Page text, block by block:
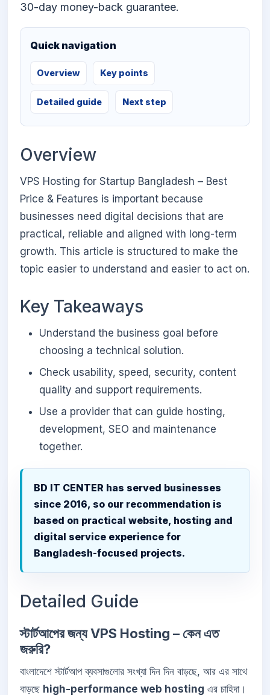
30-day money-back guarantee.
Quick navigation
Overview Key points
Detailed guide Next step
Overview
VPS Hosting for Startup Bangladesh – Best
Price & Features is important because
businesses need digital decisions that are
practical, reliable and aligned with long-term
growth. This article is structured to make the
topic easier to understand and easier to act on.
Key Takeaways
Understand the business goal before
choosing a technical solution.
Check usability, speed, security, content
quality and support requirements.
Use a provider that can guide hosting,
development, SEO and maintenance
together.
BD IT CENTER has served businesses
since 2016, so our recommendation is
based on practical website, hosting and
digital service experience for
Bangladesh-focused projects.
Detailed Guide
স্টার্টআপের জন্য VPS Hosting – কেন এত
জরুরি?
বাংলাদেশে স্টার্টআপ ব্যবসাগুলোর সংখ্যা দিন দিন বাড়ছে, আর এর সাথে
বাড়ছে high-performance web hosting এর চাহিদা।